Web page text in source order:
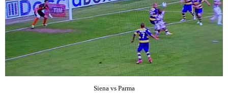
Siena vs Parma